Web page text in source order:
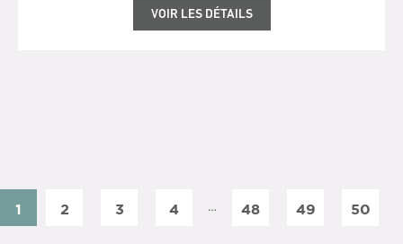
VOIR LES DÉTAILS
1 2 3 4 … 48 49 50